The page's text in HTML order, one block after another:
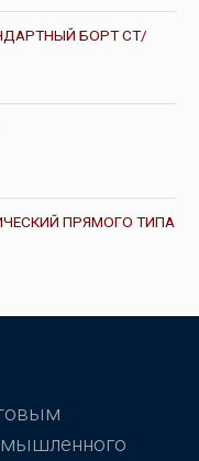
БОРТ СТ/
ПРЯМОГО ТИПА